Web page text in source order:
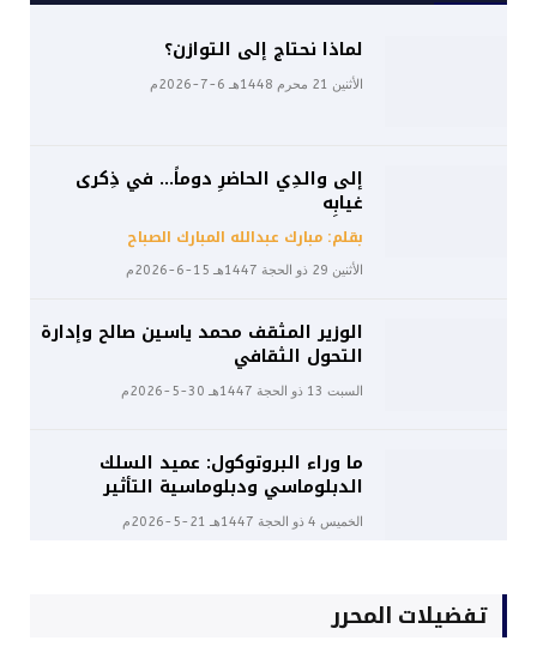
لماذا نحتاج إلى التوازن؟
الأثنين 21 محرم 1448هـ 6-7-2026م
إلى والدِي الحاضرِ دوماً… في ذِكرى
غيابِه
بقلم: مبارك عبدالله المبارك الصباح
الأثنين 29 ذو الحجة 1447هـ 15-6-2026م
الوزير المثقف محمد ياسين صالح وإدارة
التحول الثقافي
السبت 13 ذو الحجة 1447هـ 30-5-2026م
ما وراء البروتوكول: عميد السلك
الدبلوماسي ودبلوماسية التأثير
الخميس 4 ذو الحجة 1447هـ 21-5-2026م
تفضيلات المحرر